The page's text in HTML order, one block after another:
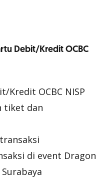
Debit/Kredit OCBC
Kredit OCBC NISP
tiket dan
di event Dragon